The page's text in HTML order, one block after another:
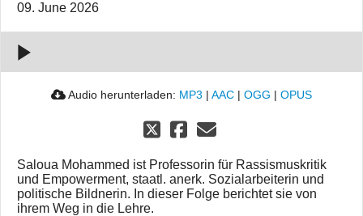
09. June 2026
und
Visionen
Audio herunterladen: MP3 | AAC | OGG | OPUS
Saloua Mohammed ist Professorin für Rassismuskritik
und Empowerment, staatl. anerk. Sozialarbeiterin und
politische Bildnerin. In dieser Folge berichtet sie von
ihrem Weg in die Lehre.